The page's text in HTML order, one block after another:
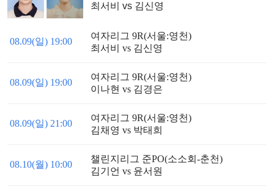
최서비 vs 김신영
08.09(일) 19:00
여자리그 9R(서울:영천)
최서비 vs 김신영
08.09(일) 19:00
여자리그 9R(서울:영천)
이나현 vs 김경은
08.09(일) 21:00
여자리그 9R(서울:영천)
김채영 vs 박태희
08.10(월) 10:00
챌린지리그 준PO(소소회-춘천)
김기언 vs 윤서원